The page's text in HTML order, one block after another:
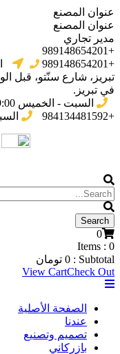
عنوان المصنع
عنوان المصنع
مدير تجاري
+989148654201
+989148654201
تبریز، شارع سنّتو، قبل
في تبریز.
السبت - الخميس 09:00 - 21:00
+984134481592
0
Items : 0
Subtotal :
0 تومان
View CartCheck Out
الصفحة الأصلية
عندنا
تصميم وتصنيع
بازركاني